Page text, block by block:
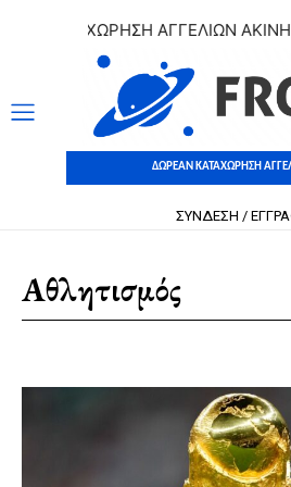
ΚΑΤΑΧΩΡΗΣΗ ΑΓΓΕΛΙΩΝ
ΔΩΡΕΑΝ ΚΑΤΑΧΩΡΗΣΗ
ΣΥΝΔΕΣΗ /
Αθλητισμός